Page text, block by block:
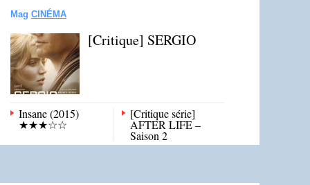
Mag CINÉMA
[Critique] SERGIO
Insane (2015)
★★★☆☆
[Critique série]
AFTER LIFE –
Saison 2